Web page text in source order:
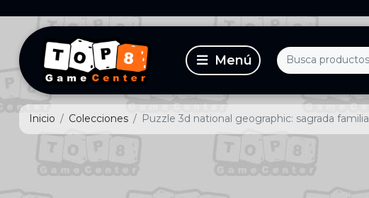
Inicio Colecciones Puzzle 3d national geographic: sagrada familia